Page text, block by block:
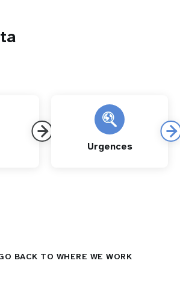
Urgences
BACK TO WHERE WE WORK